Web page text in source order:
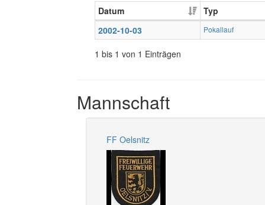
Datum
Typ
2002-10-03
Pokallauf
1 bis 1 von 1 Einträgen
Mannschaft
FF Oelsnitz